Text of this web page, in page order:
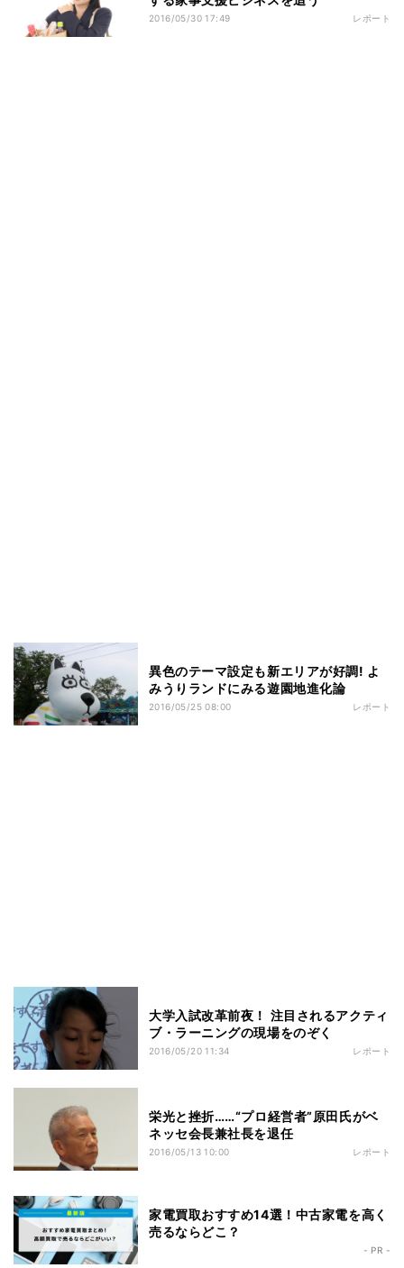
2016/05/30 17:49 レポート
異色のテーマ設定も新エリアが好調! よ
みうりランドにみる遊園地進化論
2016/05/25 08:00 レポート
大学入試改革前夜！ 注目されるアクティ
ブ・ラーニングの現場をのぞく
2016/05/20 11:34 レポート
栄光と挫折……“プロ経営者”原田氏がベ
ネッセ会長兼社長を退任
2016/05/13 10:00 レポート
家電買取おすすめ14選！中古家電を高く
売るならどこ？
- PR -